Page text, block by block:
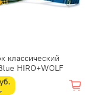
классический
HIRO+WOLF